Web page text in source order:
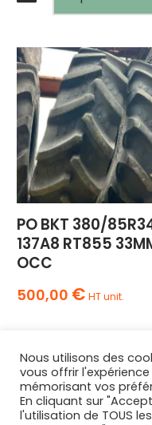
PO BKT 380/
137A8 RT855
OCC
500,00 € HT unit.
Nous utilisons des
vous offrir
mémorisant vos
En cliquant sur
l'utilisation de TOUS